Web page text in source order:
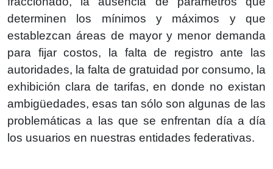
determinen los mínimos y máximos y que
establezcan áreas de mayor y menor demanda
para fijar costos, la falta de registro ante las
autoridades, la falta de gratuidad por consumo, la
exhibición clara de tarifas, en donde no existan
ambigüedades, esas tan sólo son algunas de las
problemáticas a las que se enfrentan día a día
los usuarios en nuestras entidades federativas.